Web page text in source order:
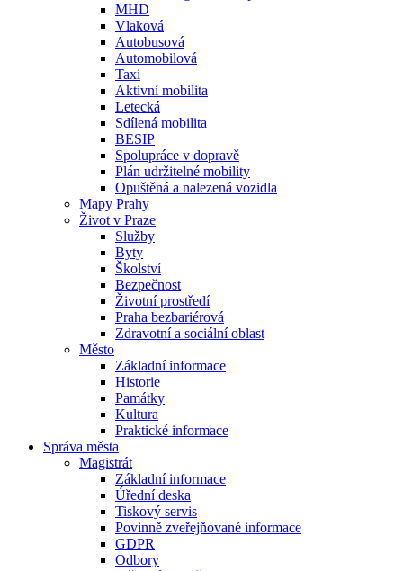
MHD
Vlaková
Autobusová
Automobilová
Taxi
Aktivní mobilita
Letecká
Sdílená mobilita
BESIP
Spolupráce v dopravě
Plán udržitelné mobility
Opuštěná a nalezená vozidla
Mapy Prahy
Život v Praze
Služby
Byty
Školství
Bezpečnost
Životní prostředí
Praha bezbariérová
Zdravotní a sociální oblast
Město
Základní informace
Historie
Památky
Kultura
Praktické informace
Správa města
Magistrát
Základní informace
Úřední deska
Tiskový servis
Povinně zveřejňované informace
GDPR
Odbory